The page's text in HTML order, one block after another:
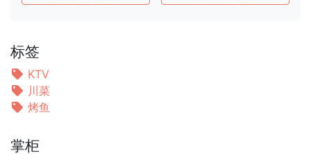
标签
KTV
川菜
烤鱼
掌柜